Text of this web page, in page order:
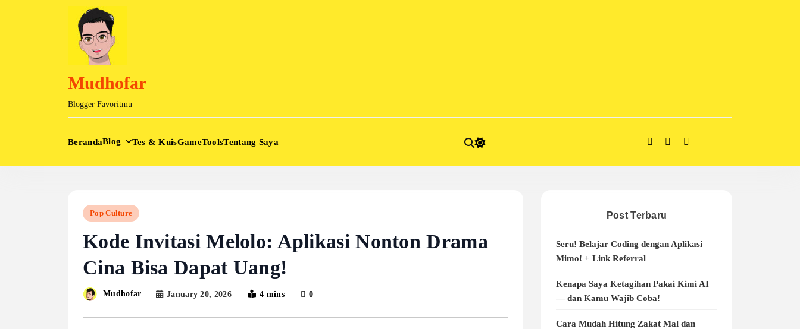
Mudhofar
Blogger Favoritmu
BerandaBlog Tes & KuisGameToolsTentang Saya
Pop Culture
Kode Invitasi Melolo: Aplikasi Nonton Drama
Cina Bisa Dapat Uang!
Mudhofar January 20, 2026 4 mins 0
Post Terbaru
Seru! Belajar Coding dengan Aplikasi
Mimo! + Link Referral
Kenapa Saya Ketagihan Pakai Kimi AI
— dan Kamu Wajib Coba!
Cara Mudah Hitung Zakat Mal dan